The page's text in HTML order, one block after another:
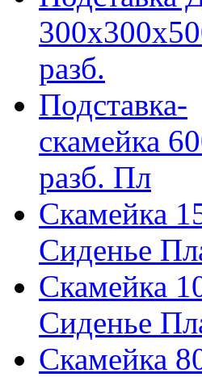
разб.
Подставка-
скамейка
разб. Пл
Скамейка
Сиденье
Скамейка
Сиденье
Скамейка